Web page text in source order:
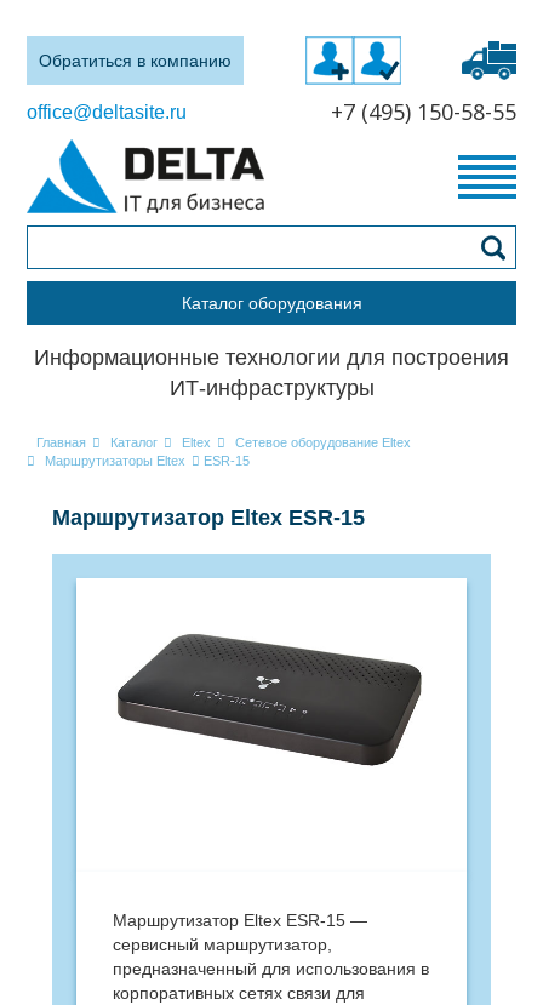
Обратиться в компанию
office@deltasite.ru +7 (495) 150-58-55
Каталог оборудования
Информационные технологии для построения
ИТ-инфраструктуры
Главная Каталог Eltex
Сетевое оборудование Eltex
Маршрутизаторы Eltex
ESR-15
Маршрутизатор Eltex ESR-15
Маршрутизатор Eltex ESR-15 —
сервисный маршрутизатор,
предназначенный для использования в
корпоративных сетях связи для